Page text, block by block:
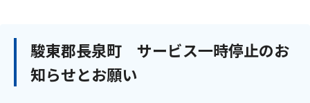
インターネット
駿東郡長泉町 サービス一時停止のお
知らせとお願い